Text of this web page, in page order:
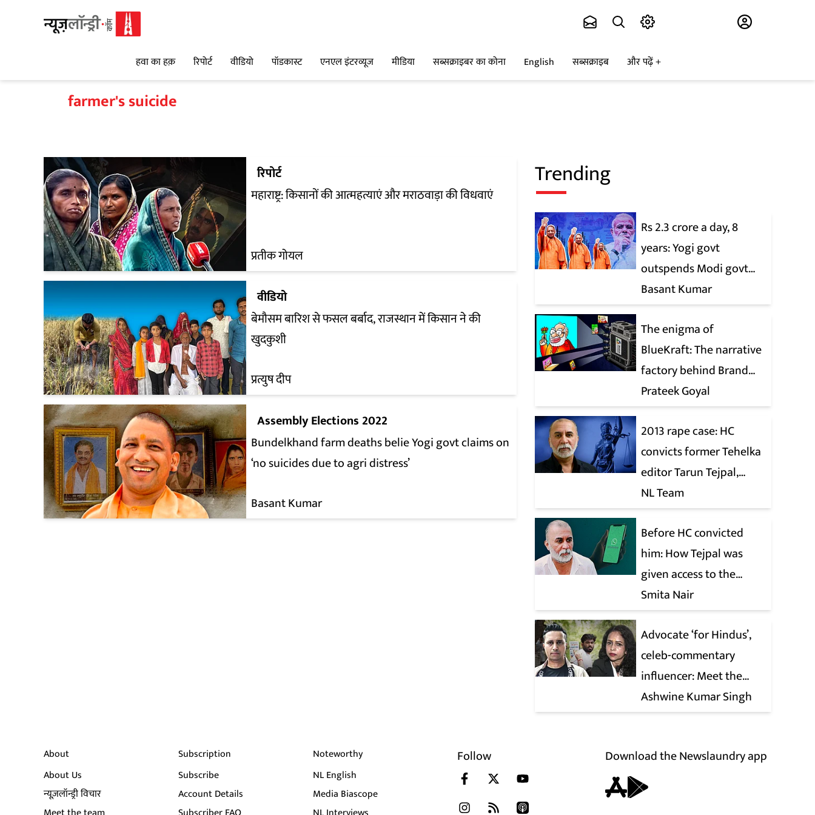
हवा का हक़ रिपोर्ट वीडियो पॉडकास्ट एनएल इंटरव्यूज मीडिया सब्सक्राइबर का कोना English सब्सक्राइब और पढ़ें
farmer's suicide
रिपोर्ट
महाराष्ट्र: किसानों की आत्महत्याएं और मराठवाड़ा की विधवाएं
प्रतीक गोयल
वीडियो
बेमौसम बारिश से फसल बर्बाद, राजस्थान में किसान ने की
खुदकुशी
प्रत्युष दीप
Assembly Elections 2022
Bundelkhand farm deaths belie Yogi govt claims on
‘no suicides due to agri distress’
Basant Kumar
Trending
Rs 2.3 crore a day, 8
years: Yogi govt
outspends Modi govt
when it comes to ads
Basant Kumar
The enigma of
BlueKraft: The narrative
factory behind Brand
Modi
Prateek Goyal
2013 rape case: HC
convicts former Tehelka
editor Tarun Tejpal,
reverses 2021 acquittal
NL Team
Before HC convicted
him: How Tejpal was
given access to the
victim’s personal chats
to build his defence
Smita Nair
Advocate ‘for Hindus’,
celeb-commentary
influencer: Meet the
latest complainants
against CJP
Ashwine Kumar Singh
About
About Us
न्यूज़लॉन्ड्री विचार
Subscription
Subscribe
Account Details
Noteworthy
NL English
Media Biascope
Follow Download the Newslaundry app